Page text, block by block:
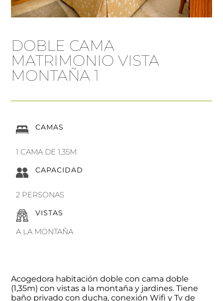
DOBLE CAMA
MATRIMONIO VISTA
MONTAÑA 1
CAMAS
1 CAMA DE 1,35M
CAPACIDAD
2 PERSONAS
VISTAS
A LA MONTAÑA
Acogedora habitación doble con cama doble
(1,35m) con vistas a la montaña y jardines. Tiene
baño privado con ducha, conexión Wifi y Tv de